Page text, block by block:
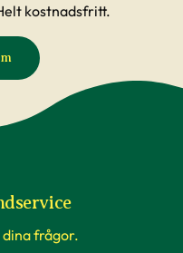
kostnadsfritt.
frågor.